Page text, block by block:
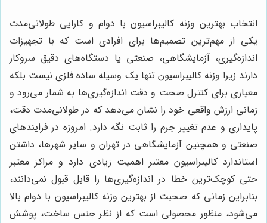
انتخاب بهترین وزنه کالیبراسیون با دوام و کارایی طولانی‌مدت
یکی از مهم‌ترین تصمیم‌ها برای افرادی است که با تجهیزات
اندازه‌گیری، آزمایشگاهی، صنعتی یا دستگاه‌های دقیق سروکار
دارند زیرا وزنه کالیبراسیون تنها یک وسیله ساده فلزی نیست بلکه
معیاری برای کنترل صحت و دقت اندازه‌گیری‌ها به شمار می‌رود و
زمانی ارزش واقعی خود را نشان می‌دهد که در طولانی‌مدت دقت،
پایداری و عدم تغییر جرم را ثابت نگه دارد. امروزه در فرایندهای
صنعتی و همچنین آزمایشگاهی در تهران و سایر شهرها، داشتن
استاندارد کالیبراسیون معتبر اهمیت زیادی دارد و مراکز معتبر
حتی کوچک‌ترین خطا در اندازه‌گیری‌ها را قابل قبول نمی‌دانند،
بنابراین زمانی که صحبت از بهترین وزنه کالیبراسیون با دوام بالا
می‌شود، منظور محصولی است که از نظر جنس ساخت، پوشش